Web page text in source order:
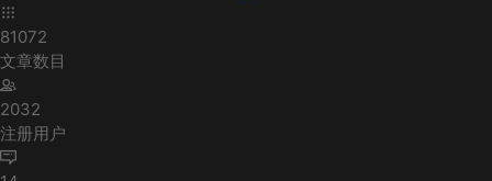
81072
文章数目
2032
注册用户